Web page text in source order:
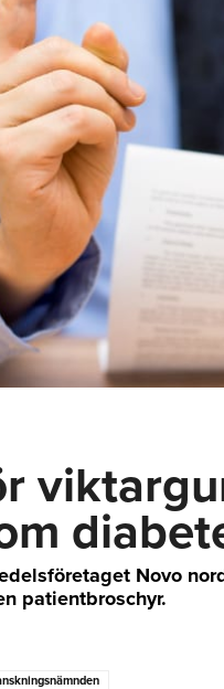
Novo
patientbroschyr.